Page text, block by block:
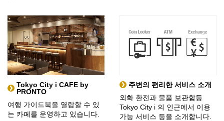
Tokyo City i CAFE by
PRONTO
여행 가이드북을 열람할 수 있
는 카페를 운영하고 있습니다.
주변의 편리한 서비스 소개
외화 환전과 물품 보관함등
Tokyo City i 의 인근에서 이용
가능 서비스 등을 소개합니다.